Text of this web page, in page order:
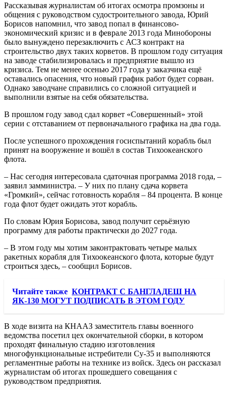
Рассказывая журналистам об итогах осмотра промзоны и
общения с руководством судостроительного завода, Юрий
Борисов напомнил, что завод попал в финансово-
экономический кризис и в феврале 2013 года Минобороны
было вынуждено перезаключить с АСЗ контракт на
строительство двух таких корветов. В прошлом году ситуация
на заводе стабилизировалась и предприятие вышло из
кризиса. Тем не менее осенью 2017 года у заказчика ещё
оставались опасения, что новый график работ будет сорван.
Однако заводчане справились со сложной ситуацией и
выполнили взятые на себя обязательства.
В прошлом году завод сдал корвет «Совершенный» этой
серии с отставанием от первоначального графика на два года.
После успешного прохождения госиспытаний корабль был
принят на вооружение и вошёл в состав Тихоокеанского
флота.
– Нас сегодня интересовала сдаточная программа 2018 года, –
заявил замминистра. – У них по плану сдача корвета
«Громкий», сейчас готовность корабля – 84 процента. В конце
года флот будет ожидать этот корабль.
По словам Юрия Борисова, завод получит серьёзную
программу для работы практически до 2027 года.
– В этом году мы хотим законтрактовать четыре малых
ракетных корабля для Тихоокеанского флота, которые будут
строиться здесь, – сообщил Борисов.
Читайте также КОНТРАКТ С БАНГЛАДЕШ НА
ЯК-130 МОГУТ ПОДПИСАТЬ В ЭТОМ ГОДУ
В ходе визита на КНААЗ заместитель главы военного
ведомства посетил цех окончательной сборки, в котором
проходят финальную стадию изготовления
многофункциональные истребители Су-35 и выполняются
регламентные работы на технике из войск. Здесь он рассказал
журналистам об итогах прошедшего совещания с
руководством предприятия.